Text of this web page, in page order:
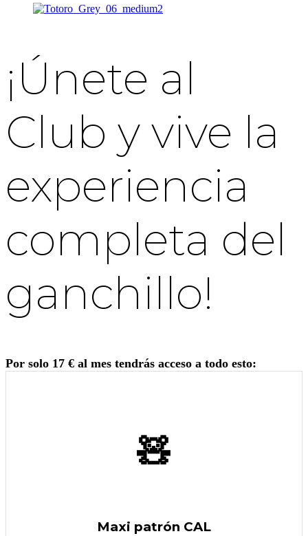
¡Únete al
Club y vive la
experiencia
completa del
ganchillo!
Por solo 17 € al mes tendrás acceso a todo esto:
🧸
Maxi patrón CAL